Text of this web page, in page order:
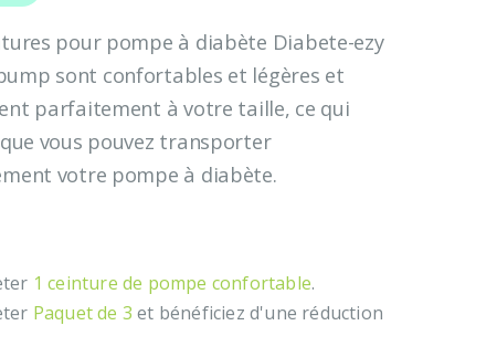
pour pompe à diabète Diabete-ezy
sont confortables et légères et
parfaitement à votre taille, ce qui
vous pouvez transporter
votre pompe à diabète.
1 ceinture de pompe confortable.
Paquet de 3 et bénéficiez d'une réduction